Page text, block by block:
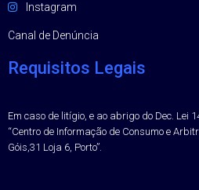
Instagram
Canal de Denúncia
Requisitos Legais
Em caso de litígio, e ao abrigo do Dec. Lei
“Centro de Informação de Consumo e
Góis,31 Loja 6, Porto”.